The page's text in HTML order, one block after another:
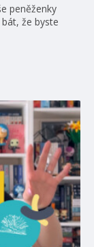
peněženky
že byste